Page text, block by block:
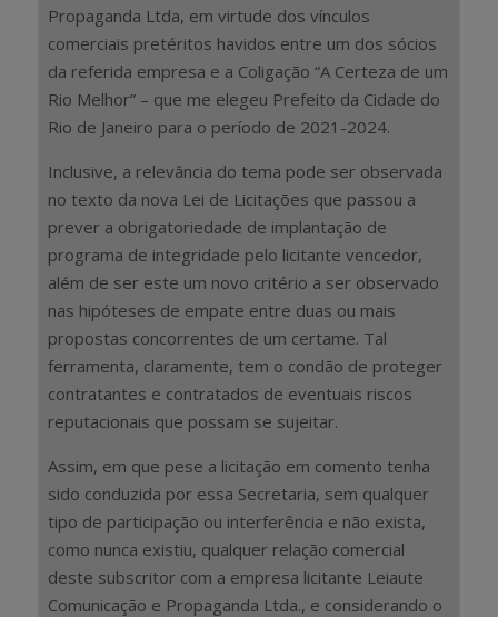
Propaganda Ltda, em virtude dos vínculos
comerciais pretéritos havidos entre um dos sócios
da referida empresa e a Coligação “A Certeza de um
Rio Melhor” – que me elegeu Prefeito da Cidade do
Rio de Janeiro para o período de 2021-2024.
Inclusive, a relevância do tema pode ser observada
no texto da nova Lei de Licitações que passou a
prever a obrigatoriedade de implantação de
programa de integridade pelo licitante vencedor,
além de ser este um novo critério a ser observado
nas hipóteses de empate entre duas ou mais
propostas concorrentes de um certame. Tal
ferramenta, claramente, tem o condão de proteger
contratantes e contratados de eventuais riscos
reputacionais que possam se sujeitar.
Assim, em que pese a licitação em comento tenha
sido conduzida por essa Secretaria, sem qualquer
tipo de participação ou interferência e não exista,
como nunca existiu, qualquer relação comercial
deste subscritor com a empresa licitante Leiaute
Comunicação e Propaganda Ltda., e considerando o